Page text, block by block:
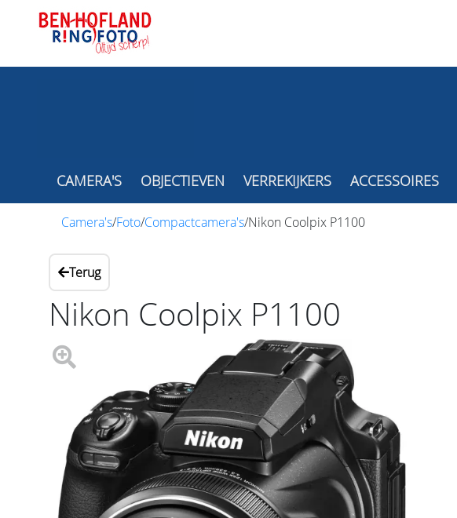
CAMERA'S OBJECTIEVEN VERREKIJKERS ACCESSOIRES
Camera's/Foto/Compactcamera's/Nikon Coolpix P1100
Terug
Nikon Coolpix P1100